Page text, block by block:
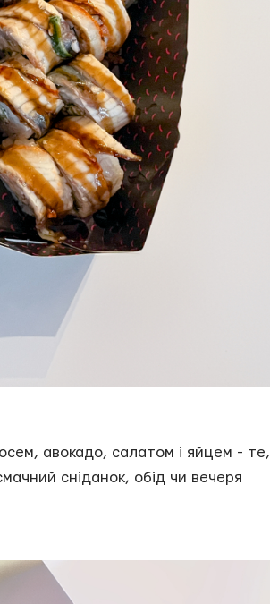
авокадо, салатом і яйцем - те,
сніданок, обід чи вечеря